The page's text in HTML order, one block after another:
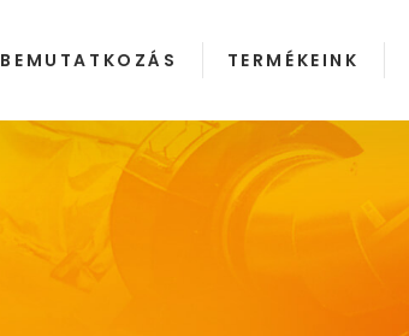
BEMUTATKOZÁS TERMÉKEINK